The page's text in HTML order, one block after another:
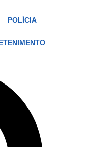
POLÍCIA